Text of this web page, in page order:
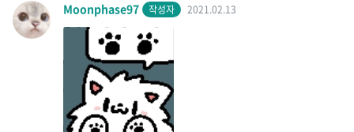
Moonphase97 작성자 2021.02.13